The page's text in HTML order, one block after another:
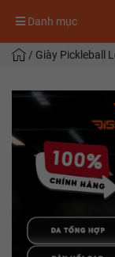
Danh mục
/ Giày Pickleball